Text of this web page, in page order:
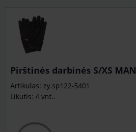
Pirštinės darbinės S/XS MAN
Artikulas: zy.sp122-5401
Likutis: 4 vnt..